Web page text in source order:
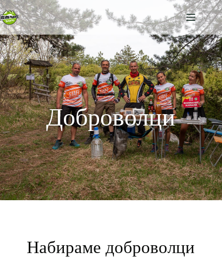
Доброволци
Набираме доброволци